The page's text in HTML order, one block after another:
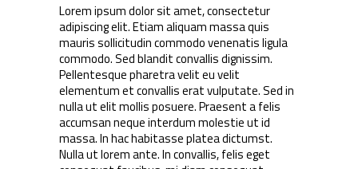
Lorem ipsum dolor sit amet, consectetur
adipiscing elit. Etiam aliquam massa quis
mauris sollicitudin commodo venenatis ligula
commodo. Sed blandit convallis dignissim.
Pellentesque pharetra velit eu velit
elementum et convallis erat vulputate. Sed in
nulla ut elit mollis posuere. Praesent a felis
accumsan neque interdum molestie ut id
massa. In hac habitasse platea dictumst.
Nulla ut lorem ante. In convallis, felis eget